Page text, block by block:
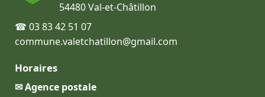
54480 Val-et-Châtillon
☎ 03 83 42 51 07
commune.valetchatillon@gmail.com
Horaires
✉ Agence postale